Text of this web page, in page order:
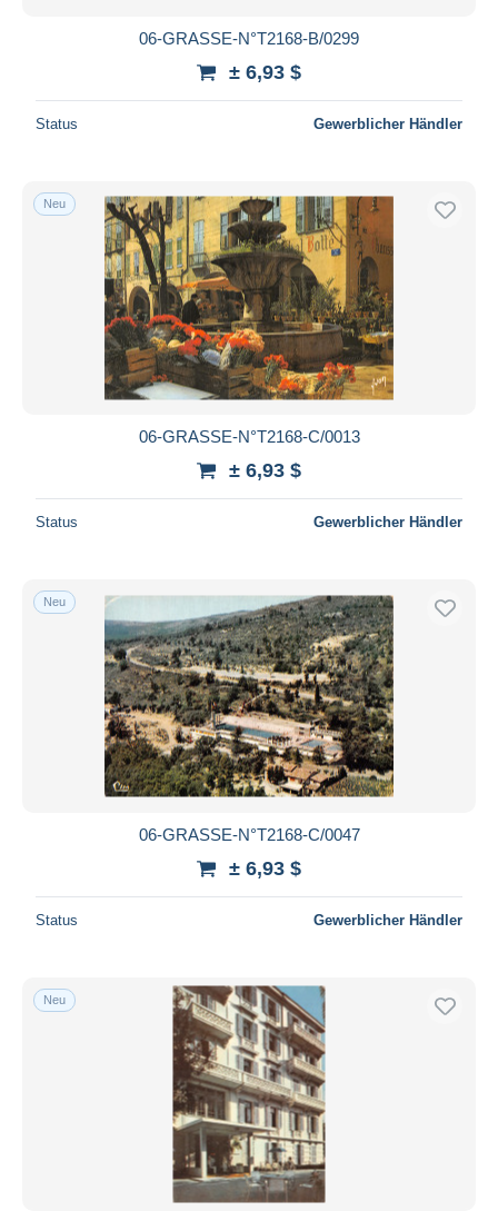
06-GRASSE-N°T2168-B/0299
± 6,93 $
Status Gewerblicher Händler
Neu
06-GRASSE-N°T2168-C/0013
± 6,93 $
Status Gewerblicher Händler
Neu
06-GRASSE-N°T2168-C/0047
± 6,93 $
Status Gewerblicher Händler
Neu